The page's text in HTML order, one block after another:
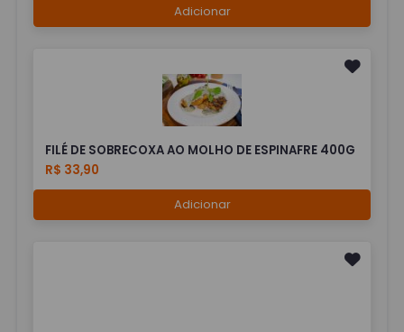
Adicionar
FILÉ DE SOBRECOXA AO MOLHO DE ESPINAFRE 400G
R$ 33,90
Adicionar